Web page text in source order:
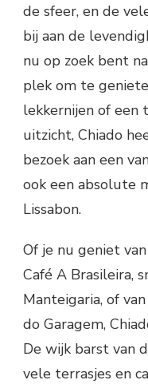
de sfeer, en de
bij aan de
nu op zoek bent
plek om te
lekkernijen of een
uitzicht, Chiado
bezoek aan een
ook een absolute
Lissabon.
Of je nu geniet
Café A Brasileira,
Manteigaria, of
do Garagem,
De wijk barst van
vele terrasjes en